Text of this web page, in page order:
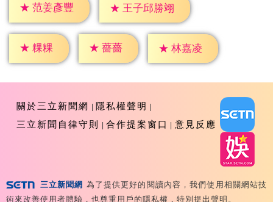
★ 范姜彥豐 ★ 王子邱勝翊
★ 粿粿 ★ 薔薔 ★ 林嘉凌
關於三立新聞網
隱私權聲明
三立新聞自律守則
合作提案窗口 意見反應
Copyright ©2026 Sanlih E-Television All Rights
三立新聞網 為了提供更好的閱讀內容，我們使用相關網站技
術來改善使用者體驗，也尊重用戶的隱私權，特別提出聲明。